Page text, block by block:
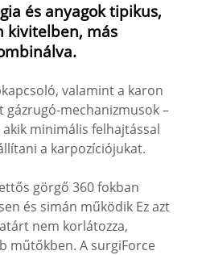
és anyagok tipikus,
kivitelben, más
valamint a karon
gázrugó-mechanizmusok –
akik minimális felhajtással
a karpozíciójukat.
görgő 360 fokban
és simán működik Ez azt
nem korlátozza,
műtőkben. A surgiForce